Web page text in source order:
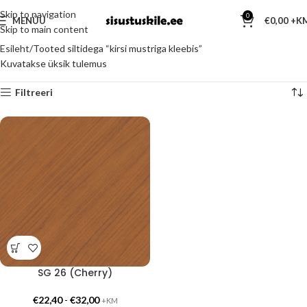
Skip to navigation
Skip to main content
MENÜÜ 0 €0,00
Esileht Tooted siltidega “kirsi mustriga kleebis”
Kuvatakse üksik tulemus
Filtreeri
SG 26 (Cherry)
€22,40- €32,00 +KM